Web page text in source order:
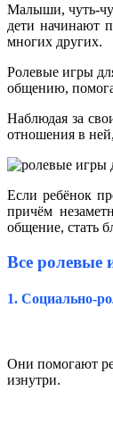
Малыши, чуть-
дети начинают
многих других.
Ролевые игры
общению,
Наблюдая за
отношения в
Если ребёнок
причём
общение, стать
Все ролевые
1. Социально-
Они помогают
изнутри.